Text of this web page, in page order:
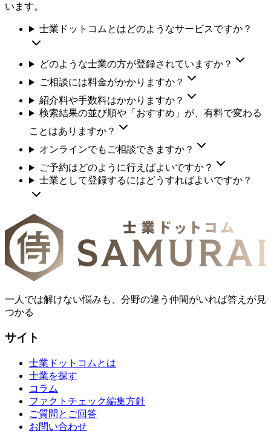
います。
士業ドットコムとはどのようなサービスですか？
どのような士業の方が登録されていますか？
ご相談には料金がかかりますか？
紹介料や手数料はかかりますか？
検索結果の並び順や「おすすめ」が、有料で変わる
ことはありますか？
オンラインでもご相談できますか？
ご予約はどのように行えばよいですか？
士業として登録するにはどうすればよいですか？
一人では解けない悩みも、分野の違う仲間がいれば答えが見
つかる
サイト
士業ドットコムとは
士業を探す
コラム
ファクトチェック編集方針
ご質問とご回答
お問い合わせ